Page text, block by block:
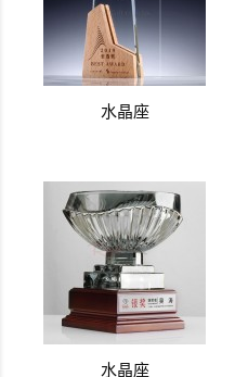
水晶座
水晶座